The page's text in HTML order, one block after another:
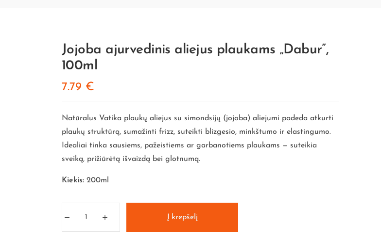
Jojoba ajurvedinis aliejus plaukams „Dabur”,
100ml
7.79 €
Natūralus Vatika plaukų aliejus su simondsijų (jojoba) aliejumi padeda atkurti
plaukų struktūrą, sumažinti frizz, suteikti blizgesio, minkštumo ir elastingumo.
Idealiai tinka sausiems, pažeistiems ar garbanotiems plaukams — suteikia
sveiką, prižiūrėtą išvaizdą bei glotnumą.
Kiekis: 200ml
Į krepšelį